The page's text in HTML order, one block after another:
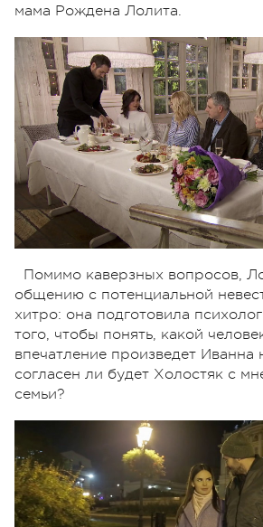
мама Рождена Лолита.
Помимо каверзных вопросов,
общению с потенциальной
хитро: она подготовила
того, чтобы понять, какой
впечатление произведет Иванна
согласен ли будет Холостяк с
семьи?